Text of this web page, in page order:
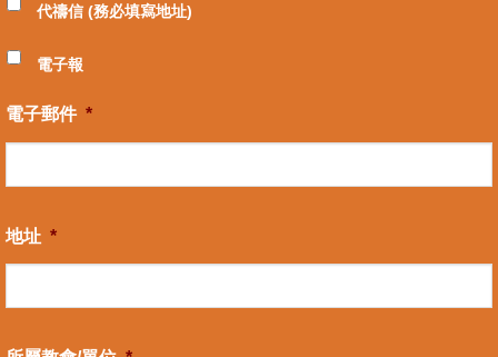
代禱信 (務必填寫地址)
電子報
電子郵件 *
地址 *